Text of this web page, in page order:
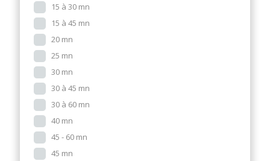
15 à 30 mn
15 à 45 mn
20 mn
25 mn
30 mn
30 à 45 mn
30 à 60 mn
40 mn
45 - 60 mn
45 mn